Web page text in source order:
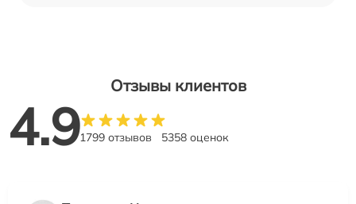
Отзывы клиентов
4.91799 отзывов 5358 оценок